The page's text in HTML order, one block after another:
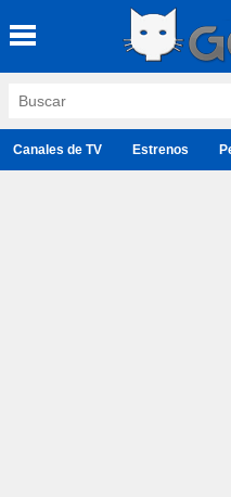
Canales de TV Estrenos